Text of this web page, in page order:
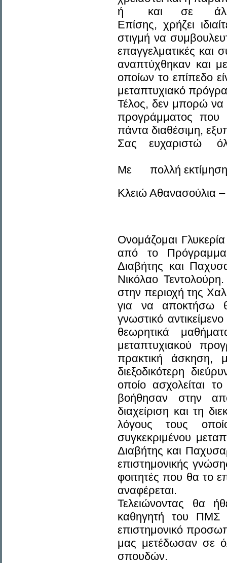
ή και σε άλλη
Επίσης, χρήζει
στιγμή να
επαγγελματικές και
αναπτύχθηκαν και
οποίων το επίπεδο
μεταπτυχιακό
Τέλος, δεν μπορώ να
προγράμματος που
πάντα διαθέσιμη,
Σας ευχαριστώ
Με πολλή
Κλειώ Αθανασούλια
Ονομάζομαι
από το
Διαβήτης και
Νικόλαο
στην περιοχή της
για να αποκτήσω
γνωστικό
θεωρητικά
μεταπτυχιακού
πρακτική άσκηση,
διεξοδικότερη
οποίο ασχολείται
βοήθησαν στην
διαχείριση και τη
λόγους τους
συγκεκριμένου
Διαβήτης και
επιστημονικής
φοιτητές που θα το
αναφέρεται.
Τελειώνοντας θα
καθηγητή του ΠΜΣ
επιστημονικό
μας μετέδωσαν σε
σπουδών.